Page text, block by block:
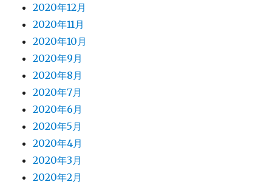
2020年12月
2020年11月
2020年10月
2020年9月
2020年8月
2020年7月
2020年6月
2020年5月
2020年4月
2020年3月
2020年2月